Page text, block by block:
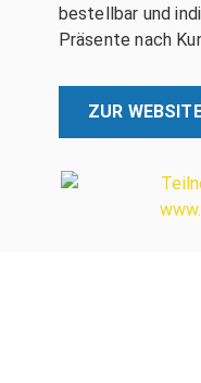
bestellbar und
Präsente nach
ZUR